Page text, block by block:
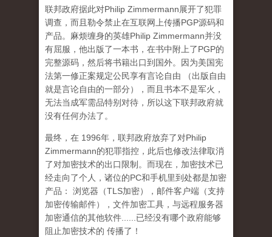
联邦政府据此对Philip Zimmermann展开了犯罪
调查，而且勒令禁止在互联网上传播PGP源码和
产品。麻烦缠身的英雄Philip Zimmermann并没
有屈服，他出版了一本书，在书中附上了PGP的
完整源码，然后将书籍出口到国外。因为美国宪
法第一修正案规定公民享有言论自由 （出版自由
就是言论自由的一部分），而且书本不是军火，
无法当成军需品特别对待，所以这下联邦政府就
没有任何办法了。
最终，在 1996年，联邦政府放弃了对Philip
Zimmermann的犯罪指控，此后也修改法律取消
了对加密技术的出口限制。而现在，加密技术已
经走向了个人，诸位的PC和手机里到处都是加密
产品： 浏览器（TLS加密），邮件客户端（支持
加密传输邮件），文件加密工具，与远程服务器
加密通信的其他软件......已经没有哪个政府能够
阻止加密技术的 传播了！